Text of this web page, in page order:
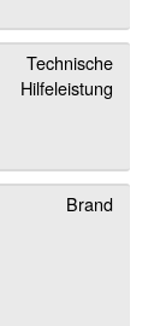
Technische
Hilfeleistung
Brand